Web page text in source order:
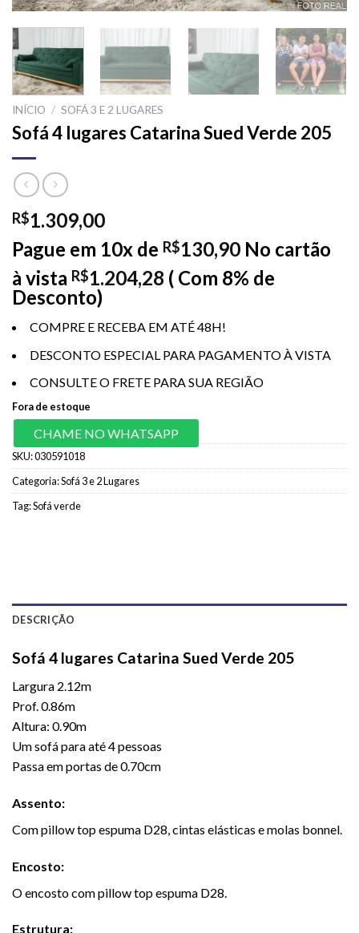
INÍCIO / SOFÁ 3 E 2 LUGARES
Sofá 4 lugares Catarina Sued Verde 205
R$1.309,00
Pague em 10x de R$130,90 No cartão
à vista R$1.204,28 ( Com 8% de
Desconto)
COMPRE E RECEBA EM ATÉ 48H!
DESCONTO ESPECIAL PARA PAGAMENTO À VISTA
CONSULTE O FRETE PARA SUA REGIÃO
Fora de estoque
CHAME NO WHATSAPP
SKU:030591018
Categoria:Sofá 3 e 2 Lugares
Tag:Sofá verde
DESCRIÇÃO
Sofá 4 lugares Catarina Sued Verde 205
Largura 2.12m
Prof. 0.86m
Altura: 0.90m
Um sofá para até 4 pessoas
Passa em portas de 0.70cm
Assento:
Com pillow top espuma D28, cintas elásticas e molas bonnel.
Encosto:
O encosto com pillow top espuma D28.
Estrutura: